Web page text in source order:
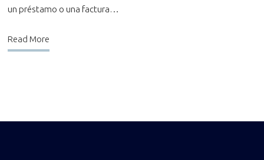
un préstamo o una factura…
Read More